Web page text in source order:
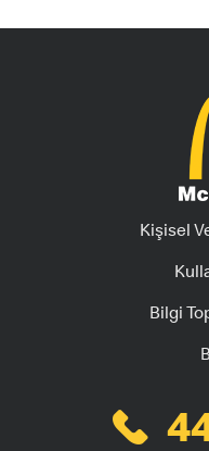
Kişisel
Bilgi